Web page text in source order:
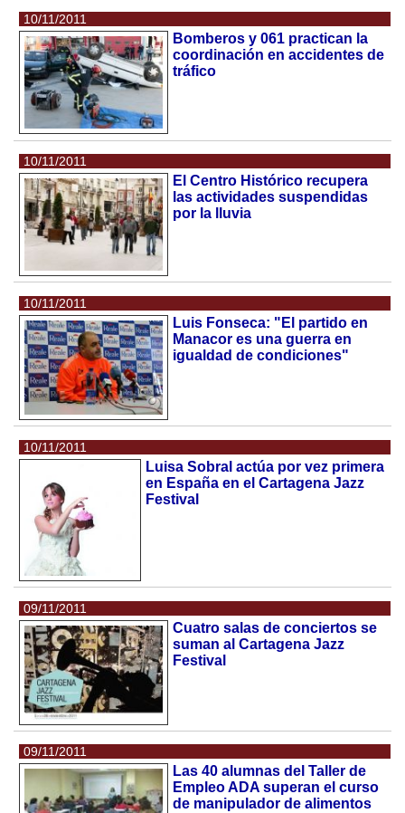
10/11/2011
Bomberos y 061 practican la
coordinación en accidentes de
tráfico
10/11/2011
El Centro Histórico recupera
las actividades suspendidas
por la lluvia
10/11/2011
Luis Fonseca: "El partido en
Manacor es una guerra en
igualdad de condiciones"
10/11/2011
Luisa Sobral actúa por vez primera
en España en el Cartagena Jazz
Festival
09/11/2011
Cuatro salas de conciertos se
suman al Cartagena Jazz
Festival
09/11/2011
Las 40 alumnas del Taller de
Empleo ADA superan el curso
de manipulador de alimentos